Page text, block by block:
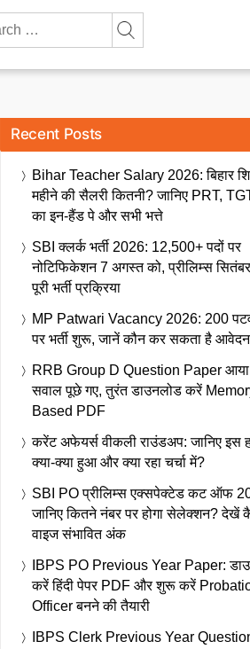
Recent Posts
Bihar Teacher Salary 2026: बिहार
महीने की सैलरी कितनी? जानिए PRT,
का इन-हैंड पे और सभी भत्ते
SBI क्लर्क भर्ती 2026: 12,500+ पदों पर
नोटिफिकेशन 7 अगस्त को, प्रीलिम्स
पूरी भर्ती प्रक्रिया
MP Patwari Vacancy 2026: 200
पर भर्ती शुरू, जानें कौन कर सकता है
RRB Group D Question Paper
सवाल पूछे गए, तुरंत डाउनलोड करें
Based PDF
करेंट अफेयर्स वीकली राउंडअप: जानिए इस
क्या-क्या हुआ और क्या रहा चर्चा में?
SBI PO प्रीलिम्स एक्सपेक्टेड कट ऑफ
जानिए कितने नंबर पर होगा सेलेक्शन? देखें
वाइज संभावित अंक
IBPS PO Previous Year Paper:
करें हिंदी पेपर PDF और शुरू करें
Officer बनने की तैयारी
IBPS Clerk Previous Year